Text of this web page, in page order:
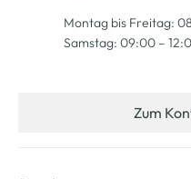
Montag bis Freitag:
Samstag: 09:00 –
Zum